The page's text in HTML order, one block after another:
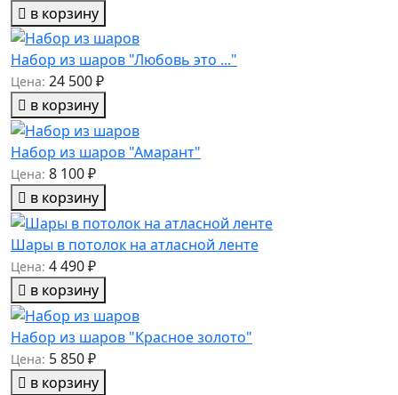
в корзину
Набор из шаров "Любовь это ..."
Цена: 24 500 ₽
в корзину
Набор из шаров "Амарант"
Цена: 8 100 ₽
в корзину
Шары в потолок на атласной ленте
Цена: 4 490 ₽
в корзину
Набор из шаров "Красное золото"
Цена: 5 850 ₽
в корзину